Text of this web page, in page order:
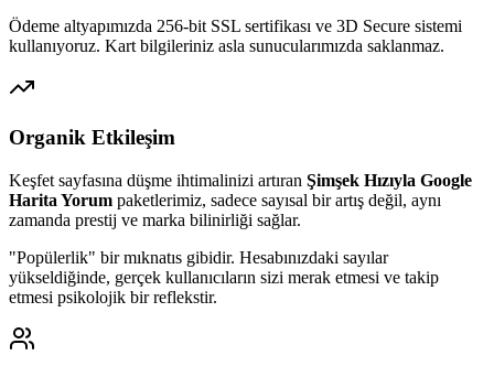
Ödeme altyapımızda 256-bit SSL sertifikası ve 3D Secure sistemi
kullanıyoruz. Kart bilgileriniz asla sunucularımızda saklanmaz.
Organik Etkileşim
Keşfet sayfasına düşme ihtimalinizi artıran Şimşek Hızıyla Google
Harita Yorum paketlerimiz, sadece sayısal bir artış değil, aynı
zamanda prestij ve marka bilinirliği sağlar.
"Popülerlik" bir mıknatıs gibidir. Hesabınızdaki sayılar
yükseldiğinde, gerçek kullanıcıların sizi merak etmesi ve takip
etmesi psikolojik bir reflekstir.